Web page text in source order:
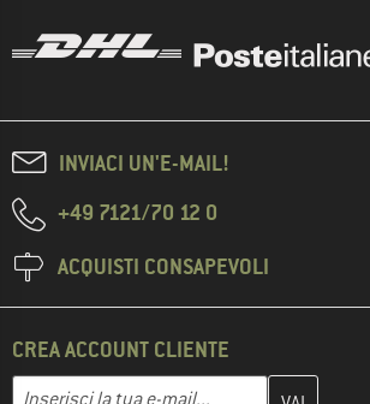
INVIACI UN'E-MAIL!
+49 7121/70 12 0
ACQUISTI CONSAPEVOLI
CREA ACCOUNT CLIENTE
Indirizzo e-mail
Inserisci qui il tuo indirizzo e-mail e crea il